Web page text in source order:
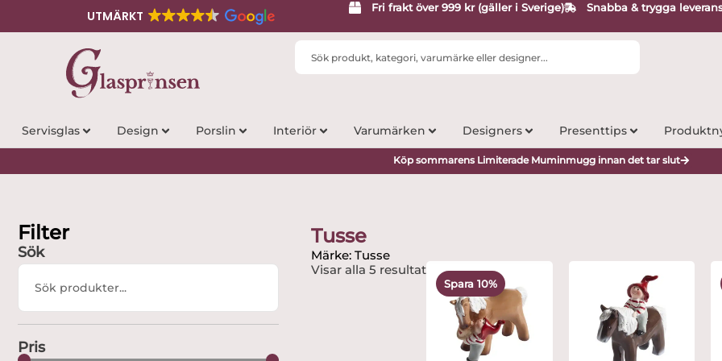
UTMÄRKT
Fri frakt över 999 kr (gäller i Sverige) Snabba & trygga
Search
Servisglas Design Porslin Interiör Varumärken Designers Presenttips
Köp sommarens Limiterade Muminmugg innan det tar slut
Filter
Sök
Search
Pris
Tusse
Märke: Tusse
Visar alla 5 resultat
Spara 10%
ursprungliga
priset
var:
165 kr.
nuvarande
priset
149 kr.